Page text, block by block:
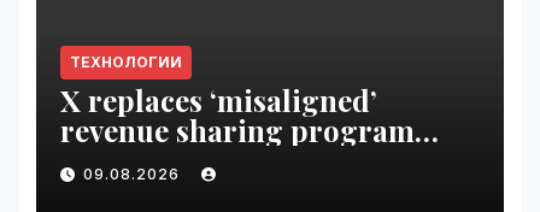
ТЕХНОЛОГИИ
X replaces ‘misaligned’
revenue sharing program
with Original Content
Rewards | VseTime.ru
09.08.2026